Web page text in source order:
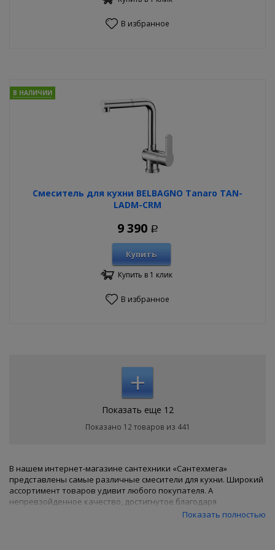
В избранное
Смеситель для кухни BELBAGNO Tanaro TAN-
LADM-CRM
В НАЛИЧИИ
9 390 Р
Купить
Купить в 1 клик
В избранное
+
Показать еще 12
Показано 12 товаров из 441
В нашем интернет-магазине сантехники «Сантехмега»
представлены самые различные смесители для кухни. Широкий
ассортимент товаров удивит любого покупателя. А
непревзойденное качество, достигнутое благодаря
сотрудничеству с самыми лучшими производителями доступной
Показать полностью